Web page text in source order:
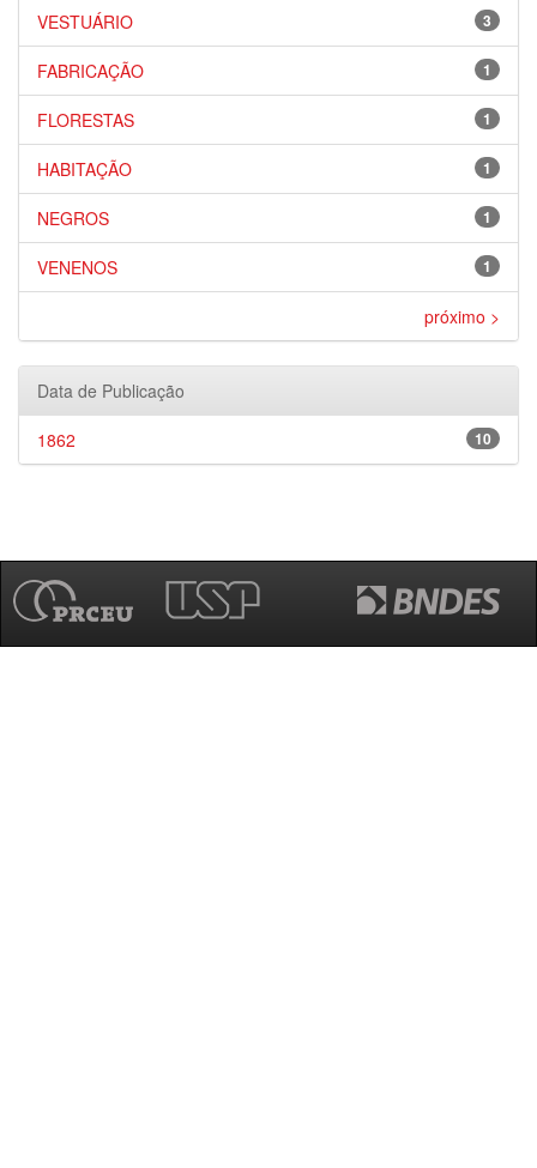
3
VESTUÁRIO
1
FABRICAÇÃO
1
FLORESTAS
1
HABITAÇÃO
1
NEGROS
1
VENENOS
próximo >
Data de Publicação
10
1862